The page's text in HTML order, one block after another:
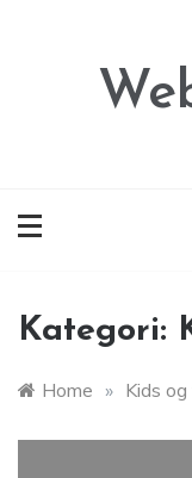
Kategori:
Home » Kids